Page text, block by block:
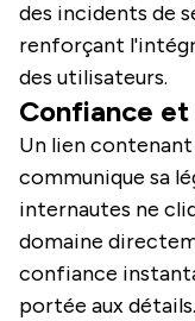
des incidents de
renforçant
des utilisateurs.
Confiance
Un lien
communique sa
internautes ne
domaine
confiance
portée aux